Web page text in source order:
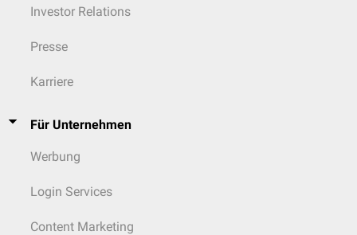
Investor Relations
Presse
Karriere
Für Unternehmen
Werbung
Login Services
Content Marketing